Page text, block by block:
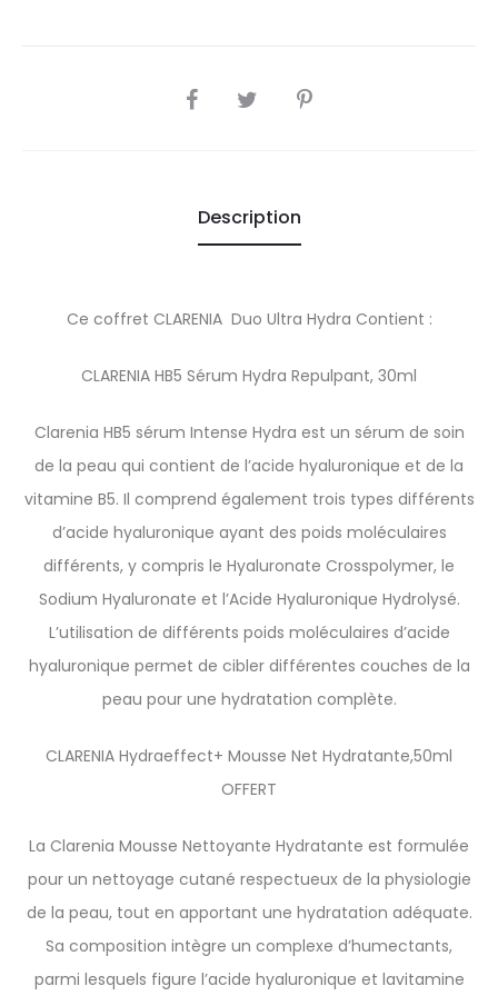
SHARE
Description
Ce coffret CLARENIA Duo Ultra Hydra Contient :
CLARENIA HB5 Sérum Hydra Repulpant, 30ml
Clarenia HB5 sérum Intense Hydra est un sérum de soin
de la peau qui contient de l’acide hyaluronique et de la
vitamine B5. Il comprend également trois types différents
d’acide hyaluronique ayant des poids moléculaires
différents, y compris le Hyaluronate Crosspolymer, le
Sodium Hyaluronate et l’Acide Hyaluronique Hydrolysé.
L’utilisation de différents poids moléculaires d’acide
hyaluronique permet de cibler différentes couches de la
peau pour une hydratation complète.
CLARENIA Hydraeffect+ Mousse Net Hydratante,50ml
OFFERT
La Clarenia Mousse Nettoyante Hydratante est formulée
pour un nettoyage cutané respectueux de la physiologie
de la peau, tout en apportant une hydratation adéquate.
Sa composition intègre un complexe d’humectants,
parmi lesquels figure l’acide hyaluronique et lavitamine